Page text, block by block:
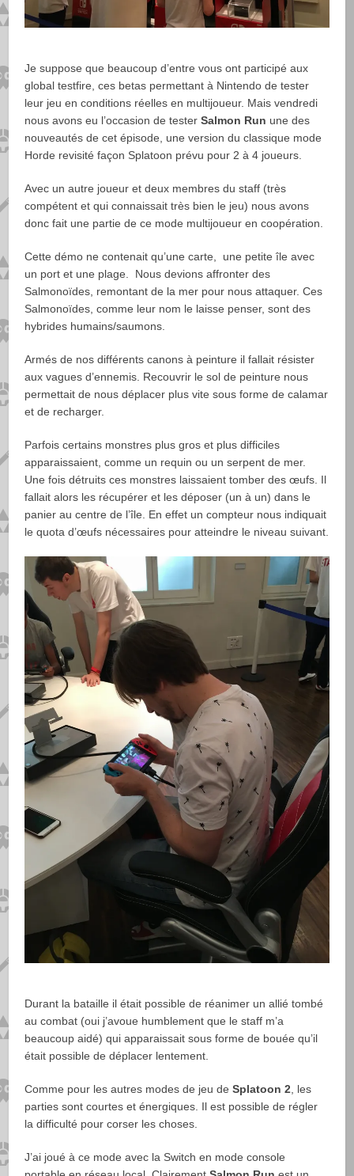
Je suppose que beaucoup d’entre vous ont participé aux
global testfire, ces betas permettant à Nintendo de tester
leur jeu en conditions réelles en multijoueur. Mais vendredi
nous avons eu l’occasion de testerSalmon Run une des
nouveautés de cet épisode, une version du classique mode
Horde revisité façon Splatoon prévu pour 2 à 4 joueurs.
Avec un autre joueur et deux membres du staff (très
compétent et qui connaissait très bien le jeu) nous avons
donc fait une partie de ce mode multijoueur en coopération.
Cette démo ne contenait qu’une carte, une petite île avec
un port et une plage. Nous devions affronter des
Salmonoïdes, remontant de la mer pour nous attaquer. Ces
Salmonoïdes, comme leur nom le laisse penser, sont des
hybrides humains/saumons.
Armés de nos différents canons à peinture il fallait résister
aux vagues d’ennemis. Recouvrir le sol de peinture nous
permettait de nous déplacer plus vite sous forme de calamar
et de recharger.
Parfois certains monstres plus gros et plus difficiles
apparaissaient, comme un requin ou un serpent de mer.
Une fois détruits ces monstres laissaient tomber des œufs. Il
fallait alors les récupérer et les déposer (un à un) dans le
panier au centre de l’île. En effet un compteur nous indiquait
le quota d’œufs nécessaires pour atteindre le niveau suivant.
Durant la bataille il était possible de réanimer un allié tombé
au combat (oui j’avoue humblement que le staff m’a
beaucoup aidé) qui apparaissait sous forme de bouée qu’il
était possible de déplacer lentement.
Comme pour les autres modes de jeu deSplatoon 2 , les
parties sont courtes et énergiques. Il est possible de régler
la difficulté pour corser les choses.
J’ai joué à ce mode avec la Switch en mode console